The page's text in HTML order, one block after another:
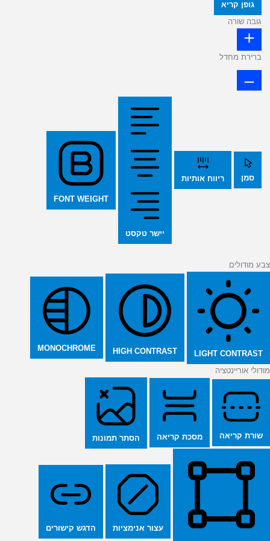
גופן קריא
גובה שורה
ברירת מחדל
סמן ריווח אותיות
יישר טקסט
FONT WEIGHT
צבע מודולים
LIGHT CONTRAST
HIGH CONTRAST
MONOCHROME
מודולי אוריינטציה
שורת קריאה מסכת קריאה הסתר תמונות
עצור אנימציות הדגש קישורים